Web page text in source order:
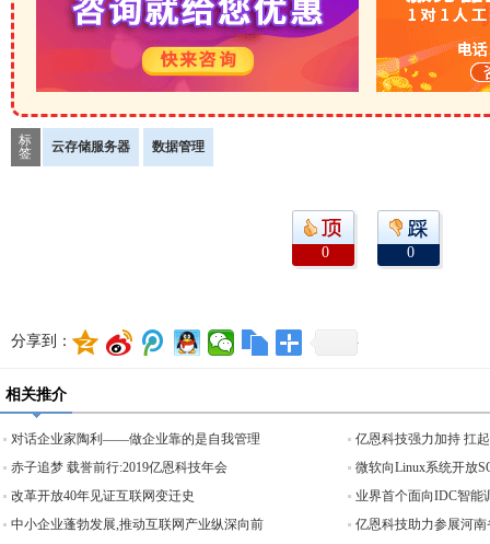
标
签
云存储服务器 数据管理
0 0
分享到：
相关推介
对话企业家陶利——做企业靠的是自我管理
赤子追梦 载誉前行:2019亿恩科技年会
改革开放40年见证互联网变迁史
中小企业蓬勃发展,推动互联网产业纵深向前
亿恩科技强力加持 扛
微软向Linux系统开放
业界首个面向IDC智能
亿恩科技助力参展河